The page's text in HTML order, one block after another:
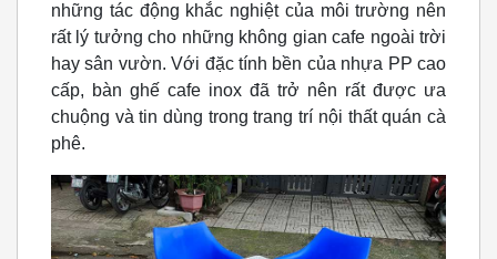
những tác động khắc nghiệt của môi trường nên
rất lý tưởng cho những không gian cafe ngoài trời
hay sân vườn. Với đặc tính bền của nhựa PP cao
cấp, bàn ghế cafe inox đã trở nên rất được ưa
chuộng và tin dùng trong trang trí nội thất quán cà
phê.